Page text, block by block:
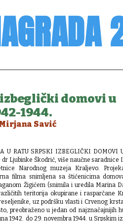
domovi u
1944.
Savić
RATU SRPSКI IZBEGLIČКI DOMOVI U
Ljubinke Škodrić, više naučne
Narodnog muzeja Кraljevo.
filma snimljena sa štićenicima
Žigićem (snimila i uredila Marina
teritorija okupirane i rasparčane
uz podršku vlasti i Crvenog
preobraženo u jedan od najznačajnijih
1942. do 29. novembra 1944. u Srpskim